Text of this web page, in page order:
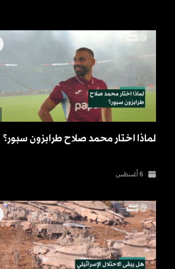
لماذا اختار محمد صلاح طرابزون سبور؟
6 أغسطس